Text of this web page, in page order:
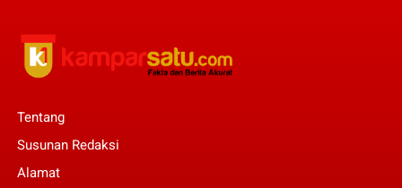
Tentang
Susunan Redaksi
Alamat